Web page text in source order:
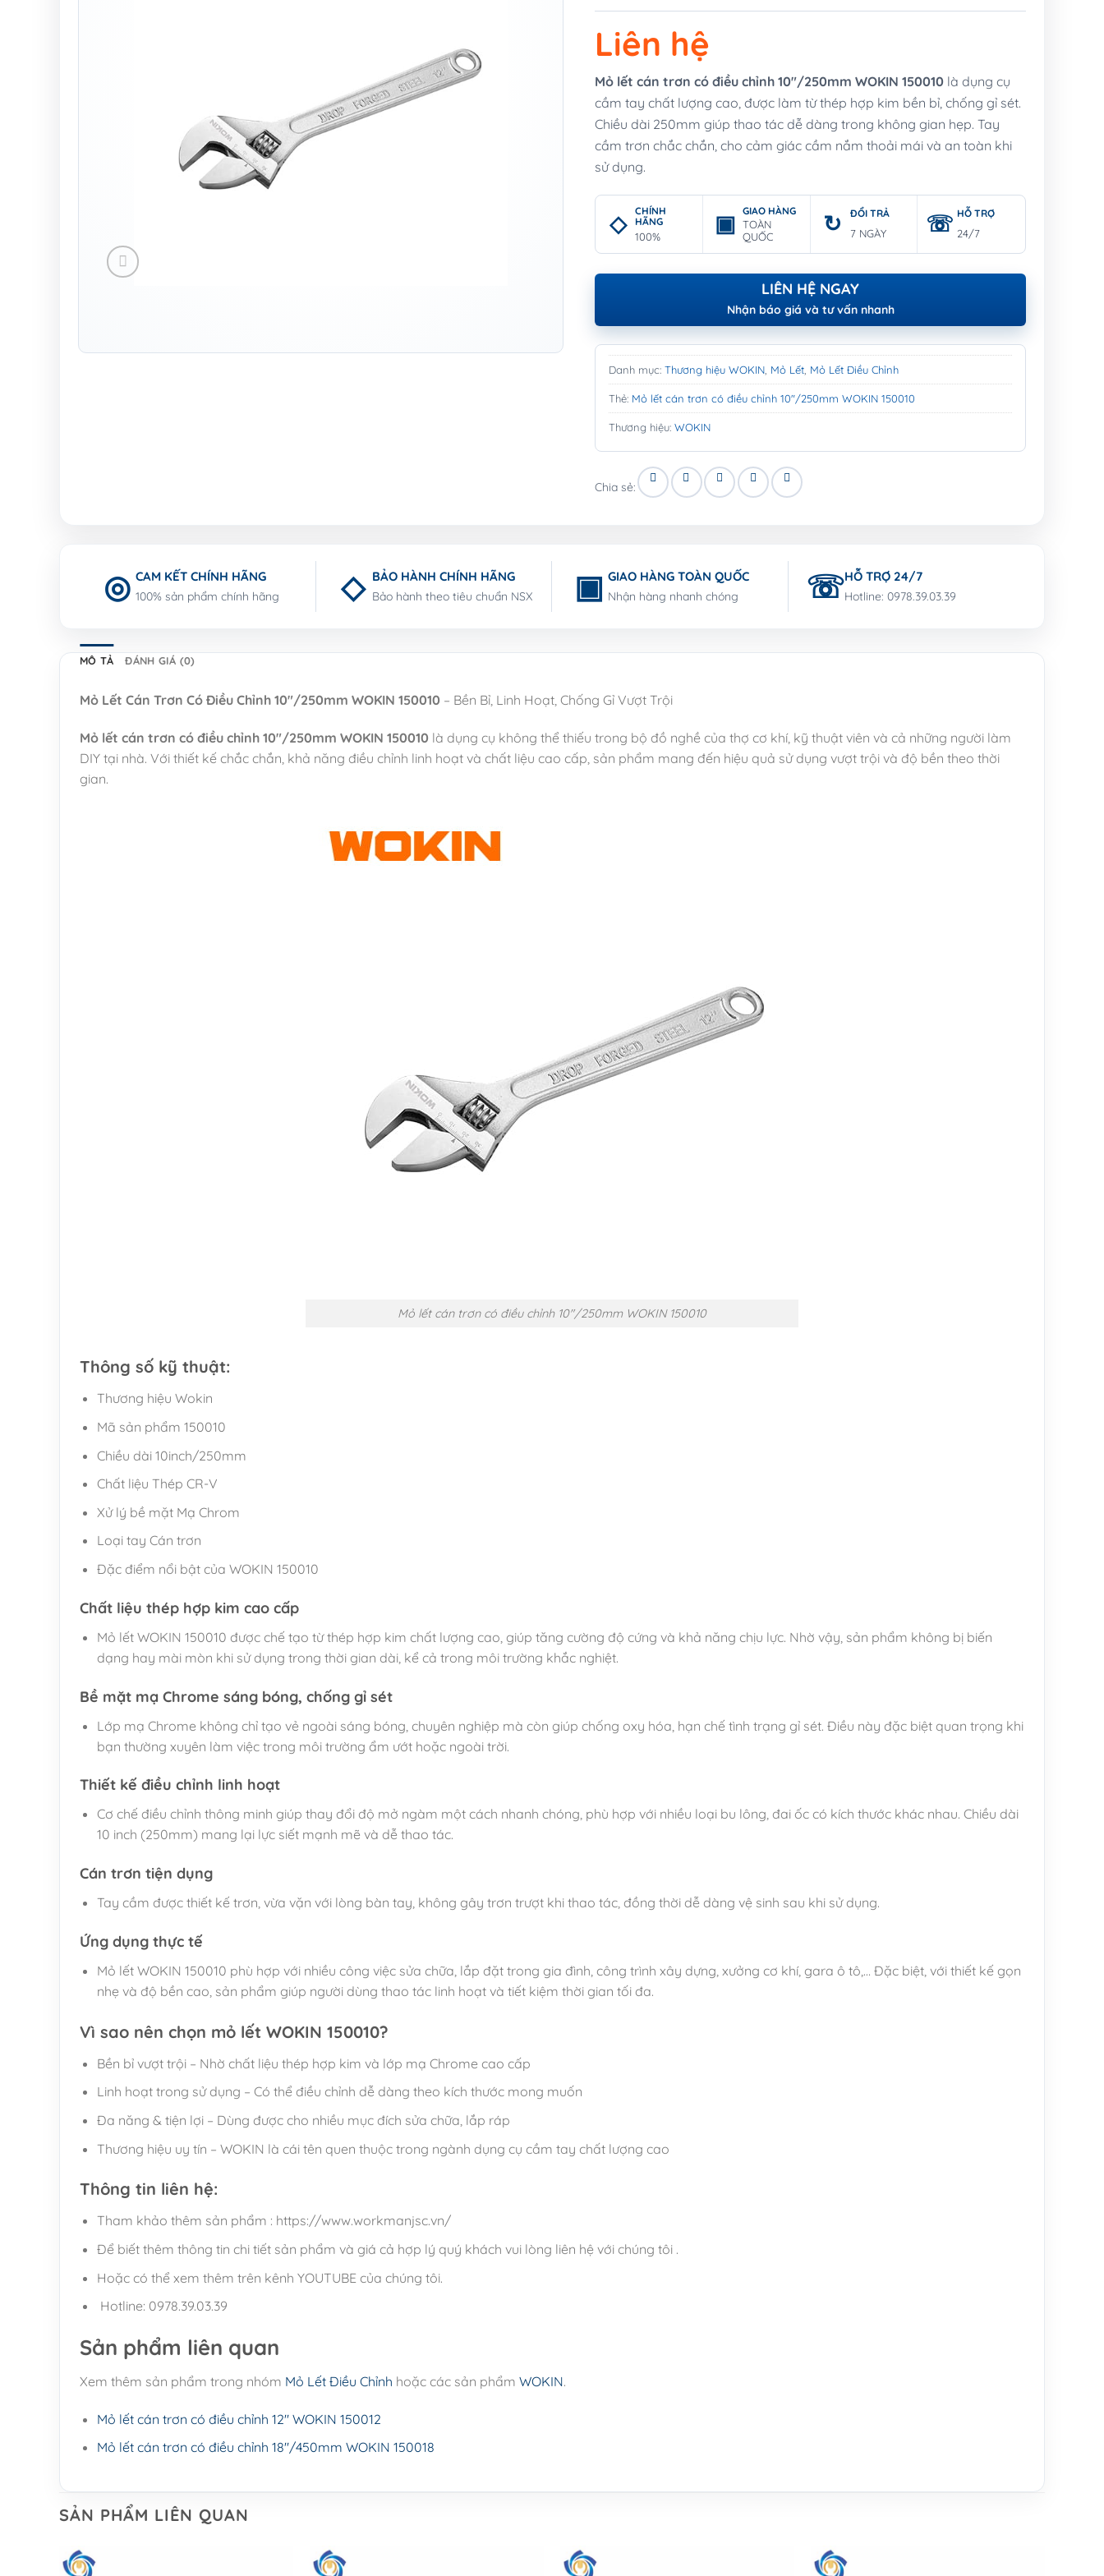
Liên hệ
Mỏ lết cán trơn có điều chỉnh 10″/250mm WOKIN 150010 là dụng cụ
cầm tay chất lượng cao, được làm từ thép hợp kim bền bỉ, chống gỉ sét.
Chiều dài 250mm giúp thao tác dễ dàng trong không gian hẹp. Tay
cầm trơn chắc chắn, cho cảm giác cầm nắm thoải mái và an toàn khi
sử dụng.
CHÍNH
HÃNG
100%
GIAO HÀNG
TOÀN
QUỐC
ĐỔI TRẢ
7 NGÀY
HỖ TRỢ
24/7
LIÊN HỆ NGAY
Nhận báo giá và tư vấn nhanh
Danh mục:Thương hiệu WOKIN Mỏ Lết Mỏ Lết Điều Chỉnh
Thẻ: Mỏ lết cán trơn có điều chỉnh 10"/250mm WOKIN 150010
Thương hiệu:WOKIN
Chia sẻ:
CAM KẾT CHÍNH HÃNG
100% sản phẩm chính hãng
BẢO HÀNH CHÍNH HÃNG
Bảo hành theo tiêu chuẩn NSX
GIAO HÀNG TOÀN QUỐC
Nhận hàng nhanh chóng
HỖ TRỢ 24/7
Hotline: 0978.39.03.39
MÔ TẢ ĐÁNH GIÁ (0)
Mỏ Lết Cán Trơn Có Điều Chỉnh 10″/250mm WOKIN 150010 – Bền Bỉ, Linh Hoạt, Chống Gỉ Vượt Trội
Mỏ lết cán trơn có điều chỉnh 10″/250mm WOKIN 150010 là dụng cụ không thể thiếu trong bộ đồ nghề của thợ cơ khí, kỹ thuật viên và cả những người làm
DIY tại nhà. Với thiết kế chắc chắn, khả năng điều chỉnh linh hoạt và chất liệu cao cấp, sản phẩm mang đến hiệu quả sử dụng vượt trội và độ bền theo thời
gian.
Mỏ lết cán trơn có điều chỉnh 10″/250mm WOKIN 150010
Thông số kỹ thuật:
Thương hiệu Wokin
Mã sản phẩm 150010
Chiều dài 10inch/250mm
Chất liệu Thép CR-V
Xử lý bề mặt Mạ Chrom
Loại tay Cán trơn
Đặc điểm nổi bật của WOKIN 150010
Chất liệu thép hợp kim cao cấp
Mỏ lết WOKIN 150010 được chế tạo từ thép hợp kim chất lượng cao, giúp tăng cường độ cứng và khả năng chịu lực. Nhờ vậy, sản phẩm không bị biến
dạng hay mài mòn khi sử dụng trong thời gian dài, kể cả trong môi trường khắc nghiệt.
Bề mặt mạ Chrome sáng bóng, chống gỉ sét
Lớp mạ Chrome không chỉ tạo vẻ ngoài sáng bóng, chuyên nghiệp mà còn giúp chống oxy hóa, hạn chế tình trạng gỉ sét. Điều này đặc biệt quan trọng khi
bạn thường xuyên làm việc trong môi trường ẩm ướt hoặc ngoài trời.
Thiết kế điều chỉnh linh hoạt
Cơ chế điều chỉnh thông minh giúp thay đổi độ mở ngàm một cách nhanh chóng, phù hợp với nhiều loại bu lông, đai ốc có kích thước khác nhau. Chiều dài
10 inch (250mm) mang lại lực siết mạnh mẽ và dễ thao tác.
Cán trơn tiện dụng
Tay cầm được thiết kế trơn, vừa vặn với lòng bàn tay, không gây trơn trượt khi thao tác, đồng thời dễ dàng vệ sinh sau khi sử dụng.
Ứng dụng thực tế
Mỏ lết WOKIN 150010 phù hợp với nhiều công việc sửa chữa, lắp đặt trong gia đình, công trình xây dựng, xưởng cơ khí, gara ô tô,… Đặc biệt, với thiết kế gọn
nhẹ và độ bền cao, sản phẩm giúp người dùng thao tác linh hoạt và tiết kiệm thời gian tối đa.
Vì sao nên chọn mỏ lết WOKIN 150010?
Bền bỉ vượt trội – Nhờ chất liệu thép hợp kim và lớp mạ Chrome cao cấp
Linh hoạt trong sử dụng – Có thể điều chỉnh dễ dàng theo kích thước mong muốn
Đa năng & tiện lợi – Dùng được cho nhiều mục đích sửa chữa, lắp ráp
Thương hiệu uy tín – WOKIN là cái tên quen thuộc trong ngành dụng cụ cầm tay chất lượng cao
Thông tin liên hệ:
Tham khảo thêm sản phẩm : https://www.workmanjsc.vn/
Để biết thêm thông tin chi tiết sản phẩm và giá cả hợp lý quý khách vui lòng liên hệ với chúng tôi .
Hoặc có thể xem thêm trên kênh YOUTUBE của chúng tôi.
Hotline: 0978.39.03.39
Sản phẩm liên quan
Xem thêm sản phẩm trong nhóm Mỏ Lết Điều Chỉnh hoặc các sản phẩm WOKIN.
Mỏ lết cán trơn có điều chỉnh 12″ WOKIN 150012
Mỏ lết cán trơn có điều chỉnh 18"/450mm WOKIN 150018
SẢN PHẨM LIÊN QUAN